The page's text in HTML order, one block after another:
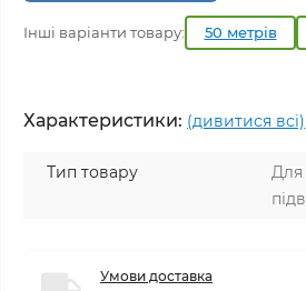
Інші варіанти товару: 50 метрів
Характеристики: (дивитися всі)
Тип товару
Для
Умови доставка